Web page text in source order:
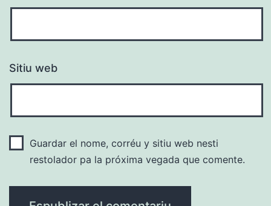
Sitiu web
Guardar el nome, corréu y sitiu web nesti
restolador pa la próxima vegada que comente.